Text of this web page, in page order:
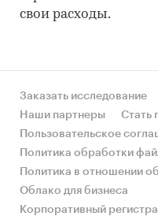
свои расходы.
Заказать исследование
Наши партнеры
Стать
Пользовательское
Политика обработки
Политика в отношении
Облако для бизнеса
Корпоративный